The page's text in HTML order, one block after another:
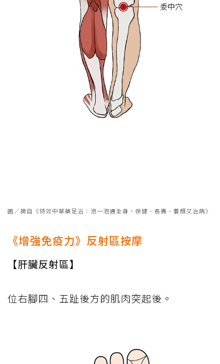
圖／摘自《特效中草藥足浴：泡一泡通全身，保健、長壽、養顏又治病》
《增強免疫力》反射區按摩
【肝臟反射區】
位右腳四、五趾後方的肌肉突起後。